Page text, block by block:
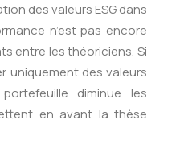
des valeurs ESG dans
n’est pas encore
entre les théoriciens. Si
uniquement des valeurs
diminue les
en avant la thèse